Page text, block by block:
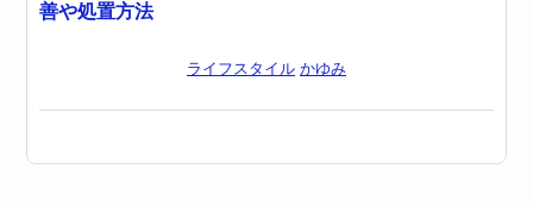
善や処置方法
ライフスタイル かゆみ